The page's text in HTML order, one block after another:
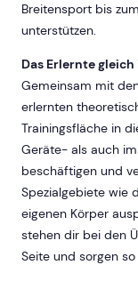
Breitensport bis
unterstützen.
Das Erlernte
Gemeinsam mit
erlernten
Trainingsfläche in
Geräte- als auch
beschäftigen und
Spezialgebiete wie
eigenen Körper
stehen dir bei den
Seite und sorgen